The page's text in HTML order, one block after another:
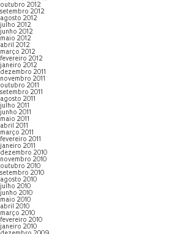
outubro 2012
setembro 2012
agosto 2012
julho 2012
junho 2012
maio 2012
abril 2012
março 2012
fevereiro 2012
janeiro 2012
dezembro 2011
novembro 2011
outubro 2011
setembro 2011
agosto 2011
julho 2011
junho 2011
maio 2011
abril 2011
março 2011
fevereiro 2011
janeiro 2011
dezembro 2010
novembro 2010
outubro 2010
setembro 2010
agosto 2010
julho 2010
junho 2010
maio 2010
abril 2010
março 2010
fevereiro 2010
janeiro 2010